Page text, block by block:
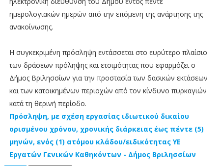
ημερολογιακών ημερών από την επόμενη της ανάρτησης της
ανακοίνωσης.
Η συγκεκριμένη πρόσληψη εντάσσεται στο ευρύτερο πλαίσιο
των δράσεων πρόληψης και ετοιμότητας που εφαρμόζει ο
Δήμος Βριλησσίων για την προστασία των δασικών εκτάσεων
και των κατοικημένων περιοχών από τον κίνδυνο πυρκαγιών
κατά τη θερινή περίοδο.
Πρόσληψη, με σχέση εργασίας ιδιωτικού δικαίου
ορισμένου χρόνου, χρονικής διάρκειας έως πέντε (5)
μηνών, ενός (1) ατόμου κλάδου/ειδικότητας ΥΕ
Εργατών Γενικών Καθηκόντων - Δήμος Βριλησσίων